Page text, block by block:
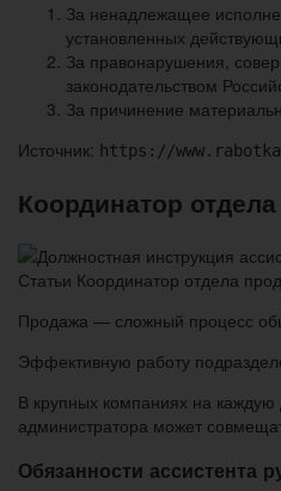
За ненадлежащее
установленных
За правонарушения,
законодательством
За причинение
Источник: https://
Координатор
Статьи Координатор отдела
Продажа — сложный процесс
Эффективную работу
В крупных компаниях на
администратора может
Обязанности ассистента